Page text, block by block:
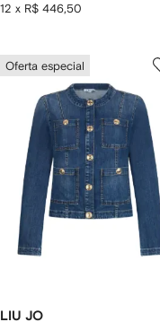
12 x R$ 446,50
Oferta especial
LIU JO